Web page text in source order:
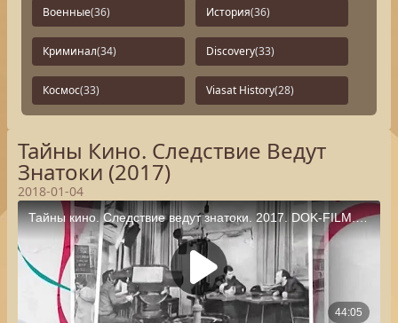
Военные(36) История(36)
Криминал(34) Discovery(33)
Космос(33) Viasat History(28)
Тайны Кино. Следствие Ведут
Знатоки (2017)
2018-01-04